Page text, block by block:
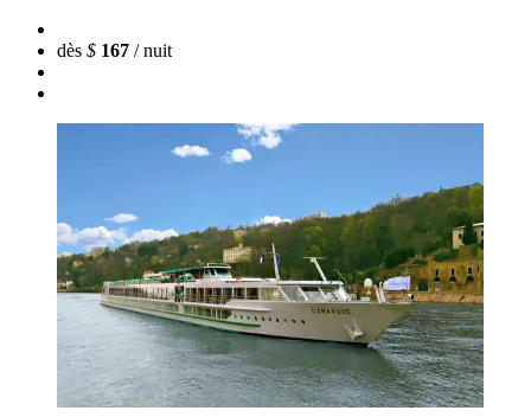
dès $ 167 / nuit